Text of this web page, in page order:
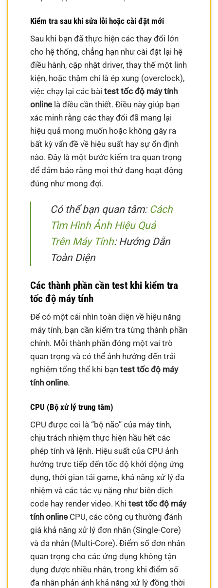
Kiểm tra sau khi sửa lỗi hoặc cài đặt mới
Sau khi bạn đã thực hiện các thay đổi lớn
cho hệ thống, chẳng hạn như cài đặt lại hệ
điều hành, cập nhật driver, thay thế một linh
kiện, hoặc thậm chí là ép xung (overclock),
việc chạy lại các bàitest tốc độ máy tính
online là điều cần thiết. Điều này giúp bạn
xác minh rằng các thay đổi đã mang lại
hiệu quả mong muốn hoặc không gây ra
bất kỳ vấn đề về hiệu suất hay sự ổn định
nào. Đây là một bước kiểm tra quan trọng
để đảm bảo rằng mọi thứ đang hoạt động
đúng như mong đợi.
Có thể bạn quan tâm: Cách
Tìm Hình Ảnh Hiệu Quả
Trên Máy Tính: Hướng Dẫn
Toàn Diện
Các thành phần cần test khi kiểm tra
tốc độ máy tính
Để có một cái nhìn toàn diện về hiệu năng
máy tính, bạn cần kiểm tra từng thành phần
chính. Mỗi thành phần đóng một vai trò
quan trọng và có thể ảnh hưởng đến trải
nghiệm tổng thể khi bạntest tốc độ máy
tính online.
CPU (Bộ xử lý trung tâm)
CPU được coi là “bộ não” của máy tính,
chịu trách nhiệm thực hiện hầu hết các
phép tính và lệnh. Hiệu suất của CPU ảnh
hưởng trực tiếp đến tốc độ khởi động ứng
dụng, thời gian tải game, khả năng xử lý đa
nhiệm và các tác vụ nặng như biên dịch
code hay render video. Khitest tốc độ máy
tính online CPU, các công cụ thường đánh
giá khả năng xử lý đơn nhân (Single-Core)
và đa nhân (Multi-Core). Điểm số đơn nhân
quan trọng cho các ứng dụng không tận
dụng được nhiều nhân, trong khi điểm số
đa nhân phản ánh khả năng xử lý đồng thời